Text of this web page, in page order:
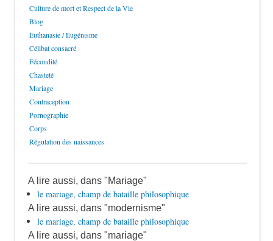
Culture de mort et Respect de la Vie
Blog
Euthanasie / Eugénisme
Célibat consacré
Fécondité
Chasteté
Mariage
Contraception
Pornographie
Corps
Régulation des naissances
A lire aussi, dans "Mariage"
le mariage, champ de bataille philosophique
A lire aussi, dans "modernisme"
le mariage, champ de bataille philosophique
A lire aussi, dans "mariage"